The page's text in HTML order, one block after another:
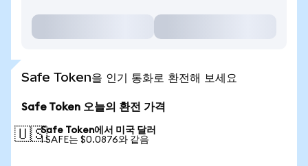
Safe Token을 인기 통화로 환전해 보세요
Safe Token 오늘의 환전 가격
🇺🇸Safe Token에서 미국 달러
1 SAFE는 $0.0876와 같음